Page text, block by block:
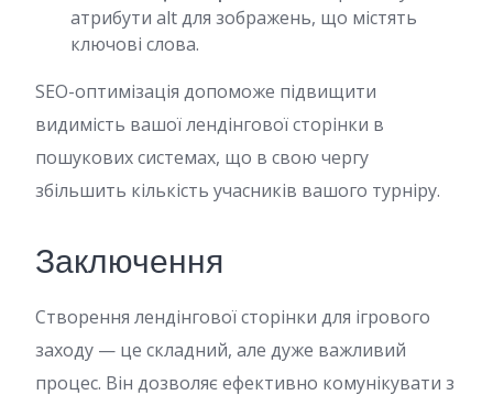
атрибути alt для зображень, що містять
ключові слова.
SEO-оптимізація допоможе підвищити
видимість вашої лендінгової сторінки в
пошукових системах, що в свою чергу
збільшить кількість учасників вашого турніру.
Заключення
Створення лендінгової сторінки для ігрового
заходу — це складний, але дуже важливий
процес. Він дозволяє ефективно комунікувати з